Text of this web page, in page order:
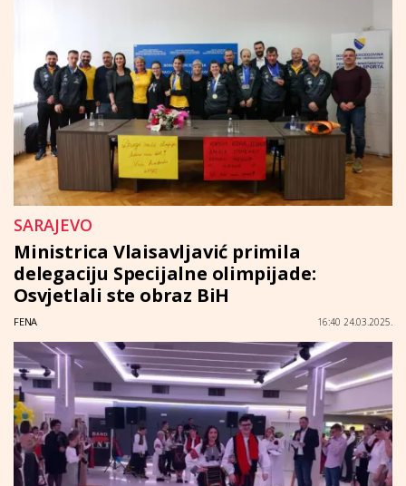
SARAJEVO
Ministrica Vlaisavljavić primila
delegaciju Specijalne olimpijade:
Osvjetlali ste obraz BiH
FENA 16:40 24.03.2025.